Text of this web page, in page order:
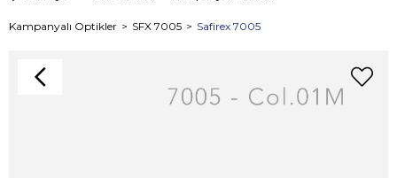
Kampanyalı Optikler SFX 7005 Safirex 7005